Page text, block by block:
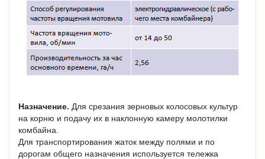
Назначение. Для срезания зерновых колосовых культур
на корню и подачу их в наклонную камеру молотилки
комбайна.
Для транспортирования жаток между полями и по
дорогам общего назначе­ния используется тележка